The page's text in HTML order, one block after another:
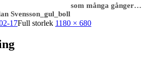
Svensson_gul_boll
som många gånger…
17Full storlek 1180 × 680